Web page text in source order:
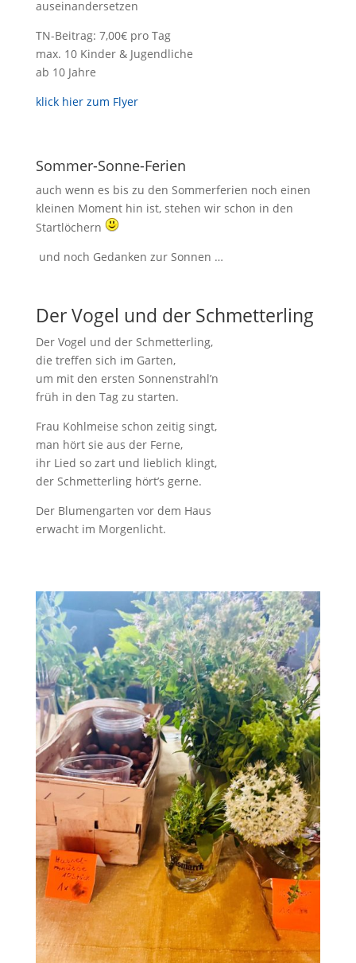
auseinandersetzen
TN-Beitrag: 7,00€ pro Tag
max. 10 Kinder & Jugendliche
ab 10 Jahre
klick hier zum Flyer
Sommer-Sonne-Ferien
auch wenn es bis zu den Sommerferien noch einen
kleinen Moment hin ist, stehen wir schon in den
Startlöchern
und noch Gedanken zur Sonnen …
Der Vogel und der Schmetterling
Der Vogel und der Schmetterling,
die treffen sich im Garten,
um mit den ersten Sonnenstrahl’n
früh in den Tag zu starten.
Frau Kohlmeise schon zeitig singt,
man hört sie aus der Ferne,
ihr Lied so zart und lieblich klingt,
der Schmetterling hört’s gerne.
Der Blumengarten vor dem Haus
erwacht im Morgenlicht.